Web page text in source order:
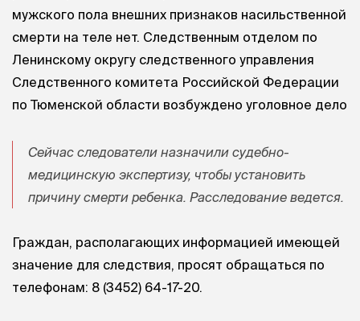
мужского пола внешних признаков насильственной
смерти на теле нет. Следственным отделом по
Ленинскому округу следственного управления
Следственного комитета Российской Федерации
по Тюменской области возбуждено уголовное дело
Сейчас следователи назначили судебно-
медицинскую экспертизу, чтобы установить
причину смерти ребенка. Расследование ведется.
Граждан, располагающих информацией имеющей
значение для следствия, просят обращаться по
телефонам: 8 (3452) 64-17-20.